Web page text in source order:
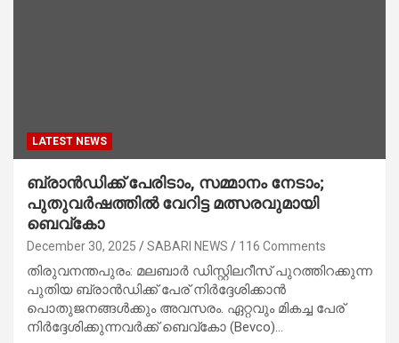
LATEST NEWS
ബ്രാൻഡിക്ക് പേരിടാം, സമ്മാനം നേടാം;
പുതുവർഷത്തിൽ വേറിട്ട മത്സരവുമായി
ബെവ്‌കോ
December 30, 2025 SABARI NEWS 116 Comments
തിരുവനന്തപുരം: മലബാർ ഡിസ്റ്റിലറീസ് പുറത്തിറക്കുന്ന
പുതിയ ബ്രാൻഡിക്ക് പേര് നിർദ്ദേശിക്കാൻ
പൊതുജനങ്ങൾക്കും അവസരം. ഏറ്റവും മികച്ച പേര്
നിർദ്ദേശിക്കുന്നവർക്ക് ബെവ്‌കോ (Bevco)…